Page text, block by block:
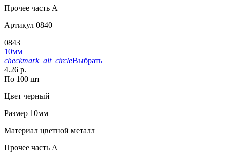
Прочее часть A
Артикул 0840
0843
10мм
checkmark_alt_circleВыбрать
4.26 р.
По 100 шт
Цвет черный
Размер 10мм
Материал цветной металл
Прочее часть A